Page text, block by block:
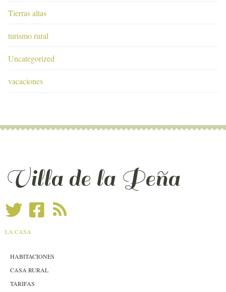
Tierras altas
turismo rural
Uncategorized
vacaciones
Villa de la Peña
LA CASA
HABITACIONES
CASA RURAL
TARIFAS